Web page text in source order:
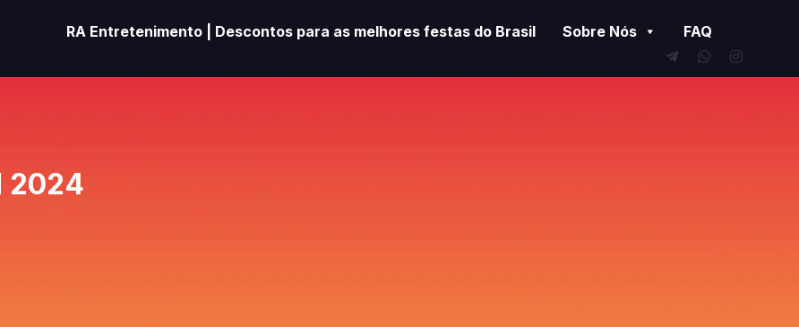
RA Entretenimento | Descontos para as melhores festas do Brasil Sobre Nós FAQ
2024